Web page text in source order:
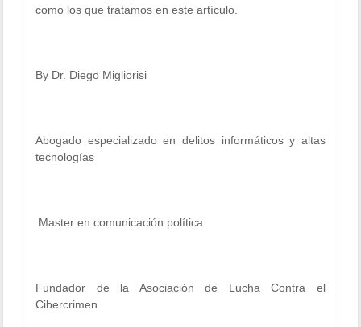
como los que tratamos en este artículo.
By Dr. Diego Migliorisi
Abogado especializado en delitos informáticos y altas
tecnologías
Master en comunicación política
Fundador de la Asociación de Lucha Contra el
Cibercrimen